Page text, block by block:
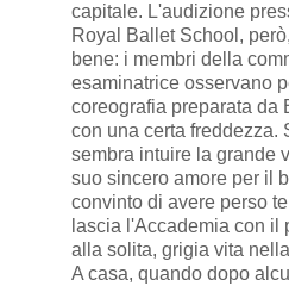
capitale. L'audizione
Royal Ballet School,
bene: i membri della
esaminatrice osservano
coreografia preparata da
con una certa freddezza.
sembra intuire la grande
suo sincero amore per il
convinto di avere perso
lascia l'Accademia con il
alla solita, grigia vita
A casa, quando dopo